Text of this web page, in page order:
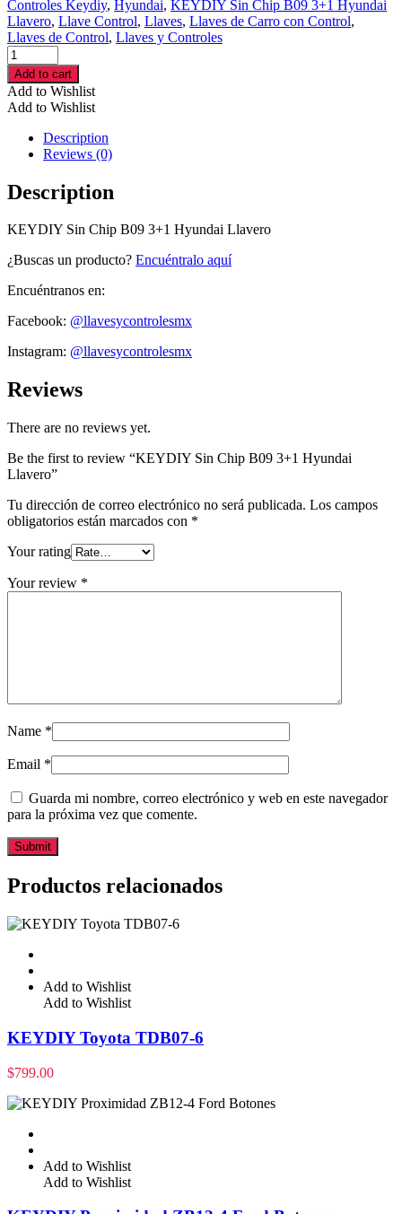
Controles Keydiy, Hyundai, KEYDIY Sin Chip B09 3+1 Hyundai
Llavero, Llave Control, Llaves, Llaves de Carro con Control,
Llaves de Control, Llaves y Controles
KEYDIY
Sin
Chip
B09
3+1
Hyundai
Llavero
cantidad
Add to cart
Add to Wishlist
Add to Wishlist
Description
Reviews (0)
Description
KEYDIY Sin Chip B09 3+1 Hyundai Llavero
¿Buscas un producto? Encuéntralo aquí
Encuéntranos en:
Facebook: @llavesycontrolesmx
Instagram: @llavesycontrolesmx
Reviews
There are no reviews yet.
Be the first to review “KEYDIY Sin Chip B09 3+1 Hyundai
Llavero”
Tu dirección de correo electrónico no será publicada. Los campos
obligatorios están marcados con *
Your rating
Your review *
Name *
Email *
Guarda mi nombre, correo electrónico y web en este navegador
para la próxima vez que comente.
Productos relacionados
Add to Wishlist
Add to Wishlist
KEYDIY Toyota TDB07-6
$799.00
Add to Wishlist
Add to Wishlist